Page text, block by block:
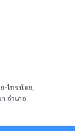
-ไทรน้อย,
อำเภอ